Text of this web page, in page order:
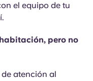
el equipo de tu
pero no
atención al